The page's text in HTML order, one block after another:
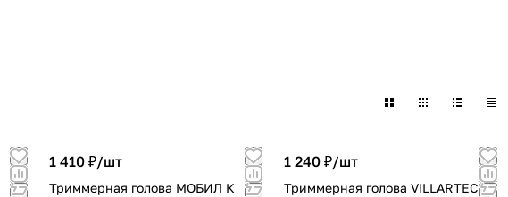
1 410 ₽/шт
Триммерная голова МОБИЛ К
1 240 ₽/шт
Триммерная голова VILLARTEC